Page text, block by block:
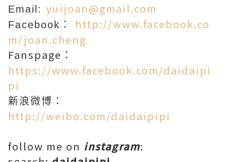
Email: yuijoan@gmail.com
Facebook： http://www.facebook.co
m/joan.cheng
Fanspage ：
https://www.facebook.com/daidaipi
pi
新浪微博：
http://weibo.com/daidaipipi
follow me on instagram: